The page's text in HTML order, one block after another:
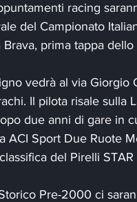
racing
del Campionato
Brava, prima tappa
vedrà al via
Il pilota risale sulla
due anni di gare in
ACI Sport Due Ruote
del Pirelli STAR
Pre-2000 ci